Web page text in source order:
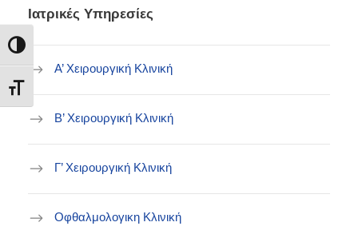
Εναλλαγή Υψηλής Αντίθεσης
Εναλλαγή Μεγέθους Γραμμάτων
Ιατρικές Υπηρεσίες
Α’ Χειρουργική Κλινική
B’ Χειρουργική Κλινική
Γ’ Χειρουργική Κλινική
Οφθαλμολογικη Κλινική